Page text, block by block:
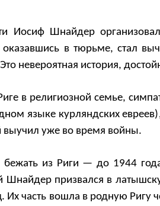
Иосиф Шнайдер
в тюрьме, стал
невероятная история,
в религиозной семье,
языке курляндских
уже во время войны.
бежать из Риги — до 1944
Шнайдер призвался в
Их часть вошла в родную Ригу